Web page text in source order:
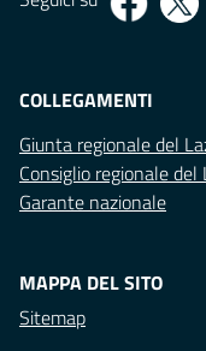
COLLEGAMENTI
Giunta regionale del
Consiglio regionale del
Garante nazionale
MAPPA DEL SITO
Sitemap